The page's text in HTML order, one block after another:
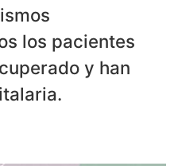
los pacientes
y han